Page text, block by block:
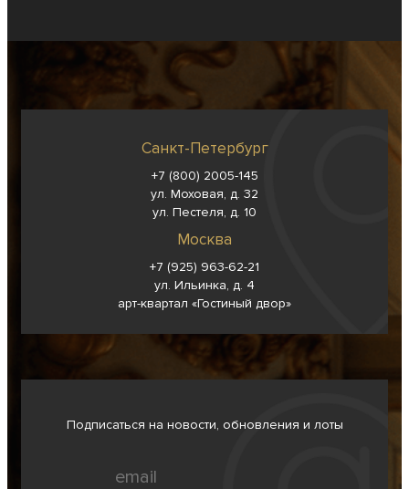
Санкт-Петербург
+7 (800) 2005-145
ул. Моховая, д. 32
ул. Пестеля, д. 10
Москва
+7 (925) 963-62-21
ул. Ильинка, д. 4
арт-квартал «Гостиный двор»
Подписаться на новости, обновления и лоты